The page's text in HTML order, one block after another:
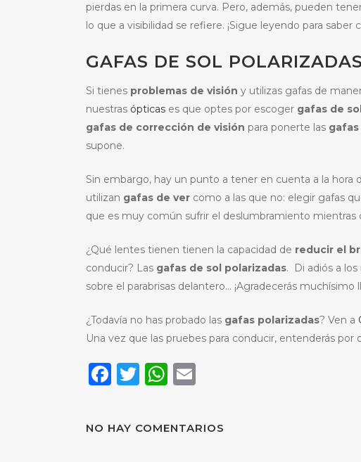
pierdas en la primera curva. Pero, además, pueden
lo que a visibilidad se refiere. ¡Sigue leyendo para saber
GAFAS DE SOL
Si tienes problemas de visión y utilizas gafas de
nuestras ópticas es que optes por escoger gafas de
gafas de corrección de visión para ponerte las gafas
supone.
Sin embargo, hay un punto a tener en cuenta a la hora
utilizan gafas de ver como a las que no: elegir gafas
que es muy común sufrir el deslumbramiento
¿Qué lentes tienen tienen la capacidad de reducir el
conducir? Las gafas de sol polarizadas. Di adiós a
sobre el parabrisas delantero… ¡Agradecerás muchísimo
¿Todavía no has probado las gafas polarizadas? Ven a
Una vez que las pruebes para conducir, entenderás por
Facebook
Twitter
WhatsApp
NO HAY COMENTARIOS